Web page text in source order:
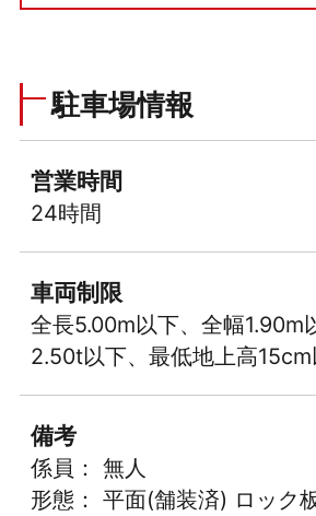
駐車場情報
営業時間
24時間
車両制限
全長5.00m以下、全幅1.90m
2.50t以下、最低地上高15cm
備考
係員： 無人
形態： 平面(舗装済) ロック